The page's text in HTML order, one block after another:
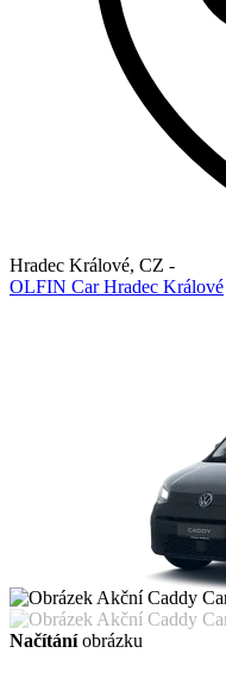
Hradec Králové, CZ -
OLFIN Car Hradec Králové
Načítáníobrázku